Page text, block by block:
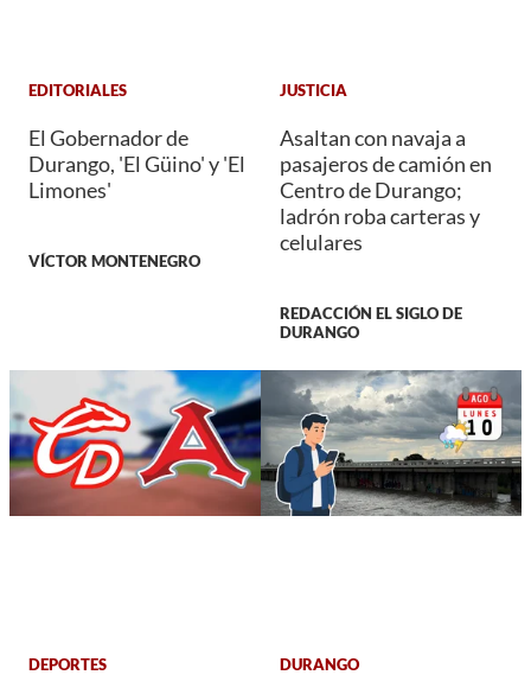
EDITORIALES
El Gobernador de
Durango, 'El Güino' y 'El
Limones'
VÍCTOR MONTENEGRO
JUSTICIA
Asaltan con navaja a
pasajeros de camión en
Centro de Durango;
ladrón roba carteras y
celulares
REDACCIÓN EL SIGLO DE
DURANGO
DEPORTES DURANGO